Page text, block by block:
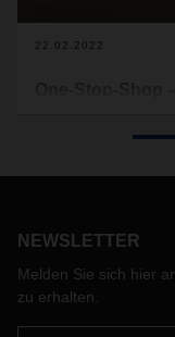
22.02.2022
unterstützt den
NEWSLETTER
Melden Sie sich hier
zu erhalten.